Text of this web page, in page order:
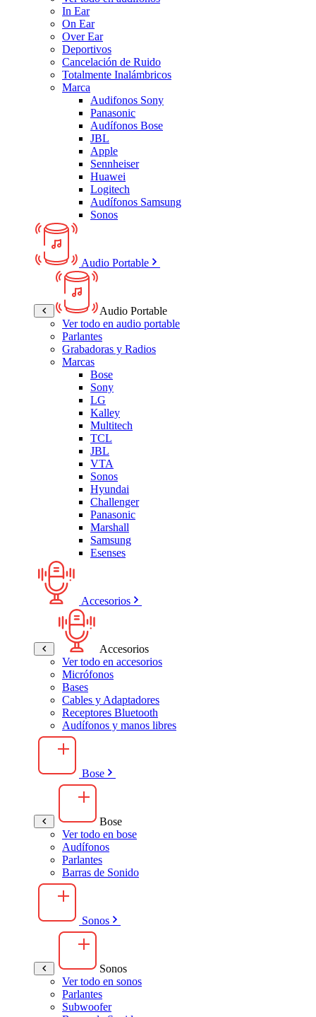
In Ear
On Ear
Over Ear
Deportivos
Cancelación de Ruido
Totalmente Inalámbricos
Marca
Audifonos Sony
Panasonic
Audífonos Bose
JBL
Apple
Sennheiser
Huawei
Logitech
Audífonos Samsung
Sonos
Audio Portable
Audio Portable
Ver todo en audio portable
Parlantes
Grabadoras y Radios
Marcas
Bose
Sony
LG
Kalley
Multitech
TCL
JBL
VTA
Sonos
Hyundai
Challenger
Panasonic
Marshall
Samsung
Esenses
Accesorios
Accesorios
Ver todo en accesorios
Micrófonos
Bases
Cables y Adaptadores
Receptores Bluetooth
Audífonos y manos libres
Bose
Bose
Ver todo en bose
Audífonos
Parlantes
Barras de Sonido
Sonos
Sonos
Ver todo en sonos
Parlantes
Subwoofer